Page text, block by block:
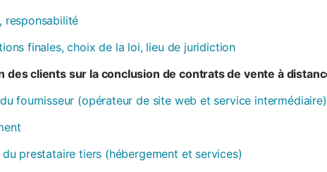
responsabilité
finales, choix de la loi, lieu de juridiction
des clients sur la conclusion de contrats de vente à
du fournisseur (opérateur de site web et service intermédiaire)
du prestataire tiers (hébergement et services)